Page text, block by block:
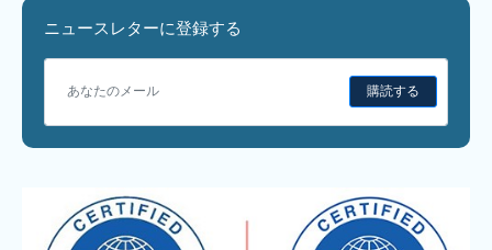
ニュースレターに登録する
購読する